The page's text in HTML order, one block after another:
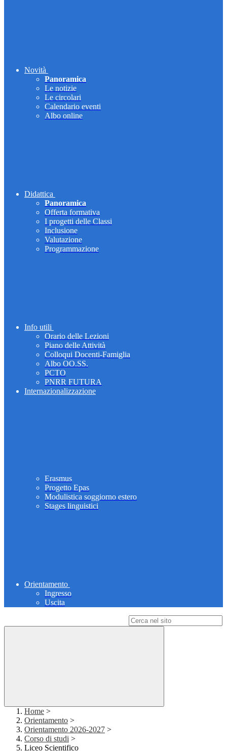
Novità
Panoramica
Le notizie
Le circolari
Calendario eventi
Albo online
Didattica
Panoramica
Offerta formativa
I progetti delle Classi
Inclusione
Valutazione
Programmazione
Info utili
Orario delle Lezioni
Piano delle Attività
Colloqui Docenti-Famiglia
Albo OO.SS.
PCTO
PNRR FUTURA
Internazionalizzazione
Erasmus
Progetto Epas
Modulistica soggiorno estero
Stages linguistici
Orientamento
Ingresso
Uscita
Home >
Orientamento >
Orientamento 2026-2027 >
Corso di studi >
Liceo Scientifico